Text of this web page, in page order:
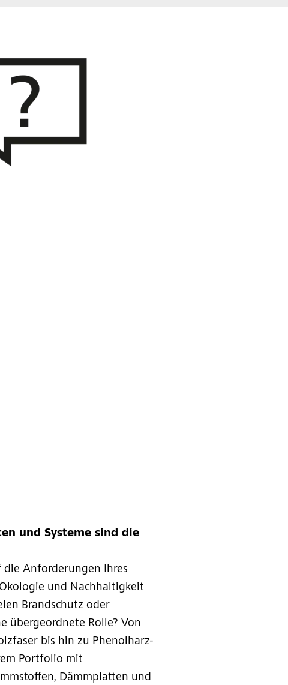
und Systeme sind die
die Anforderungen Ihres
und Nachhaltigkeit
Brandschutz oder
übergeordnete Rolle? Von
bis hin zu Phenolharz-
Portfolio mit
Dämmplatten und